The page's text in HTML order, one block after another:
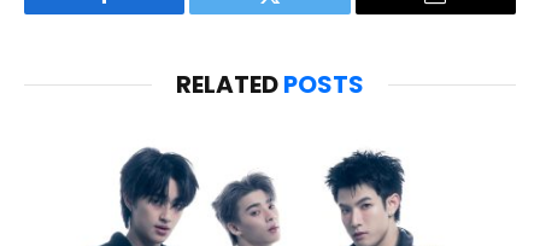
Facebook Twitter Email
RELATEDPOSTS